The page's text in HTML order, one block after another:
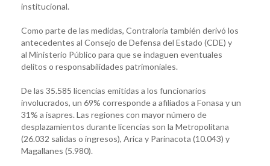
institucional.
Como parte de las medidas, Contraloría también derivó los
antecedentes al Consejo de Defensa del Estado (CDE) y
al Ministerio Público para que se indaguen eventuales
delitos o responsabilidades patrimoniales.
De las 35.585 licencias emitidas a los funcionarios
involucrados, un 69% corresponde a afiliados a Fonasa y un
31% a isapres. Las regiones con mayor número de
desplazamientos durante licencias son la Metropolitana
(26.032 salidas o ingresos), Arica y Parinacota (10.043) y
Magallanes (5.980).